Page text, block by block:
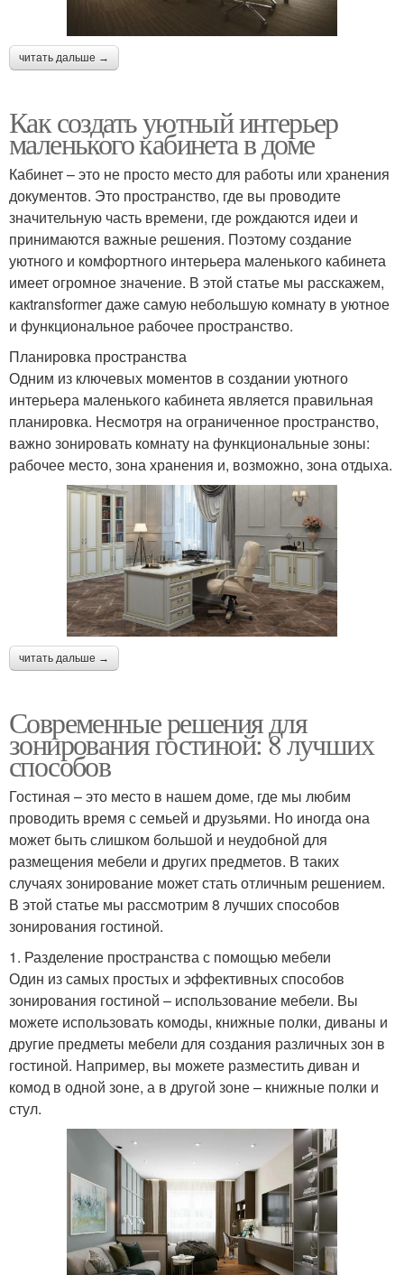
читать дальше →
Как создать уютный интерьер
маленького кабинета в доме
Кабинет – это не просто место для работы или хранения
документов. Это пространство, где вы проводите
значительную часть времени, где рождаются идеи и
принимаются важные решения. Поэтому создание
уютного и комфортного интерьера маленького кабинета
имеет огромное значение. В этой статье мы расскажем,
какtransformer даже самую небольшую комнату в уютное
и функциональное рабочее пространство.
Планировка пространства
Одним из ключевых моментов в создании уютного
интерьера маленького кабинета является правильная
планировка. Несмотря на ограниченное пространство,
важно зонировать комнату на функциональные зоны:
рабочее место, зона хранения и, возможно, зона отдыха.
читать дальше →
Современные решения для
зонирования гостиной: 8 лучших
способов
Гостиная – это место в нашем доме, где мы любим
проводить время с семьей и друзьями. Но иногда она
может быть слишком большой и неудобной для
размещения мебели и других предметов. В таких
случаях зонирование может стать отличным решением.
В этой статье мы рассмотрим 8 лучших способов
зонирования гостиной.
1. Разделение пространства с помощью мебели
Один из самых простых и эффективных способов
зонирования гостиной – использование мебели. Вы
можете использовать комоды, книжные полки, диваны и
другие предметы мебели для создания различных зон в
гостиной. Например, вы можете разместить диван и
комод в одной зоне, а в другой зоне – книжные полки и
стул.